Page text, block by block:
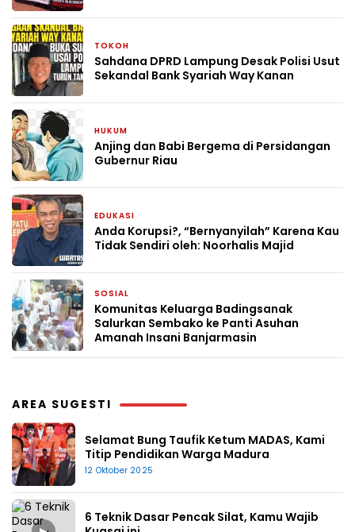
TOKOH
Sahdana DPRD Lampung Desak Polisi Usut
Sekandal Bank Syariah Way Kanan
HUKUM
Anjing dan Babi Bergema di Persidangan
Gubernur Riau
EDUKASI
Anda Korupsi?, “Bernyanyilah” Karena Kau
Tidak Sendiri oleh: Noorhalis Majid
SOSIAL
Komunitas Keluarga Badingsanak
Salurkan Sembako ke Panti Asuhan
Amanah Insani Banjarmasin
AREA SUGESTI
Selamat Bung Taufik Ketum MADAS, Kami
Titip Pendidikan Warga Madura
12 Oktober 2025
6 Teknik Dasar Pencak Silat, Kamu Wajib